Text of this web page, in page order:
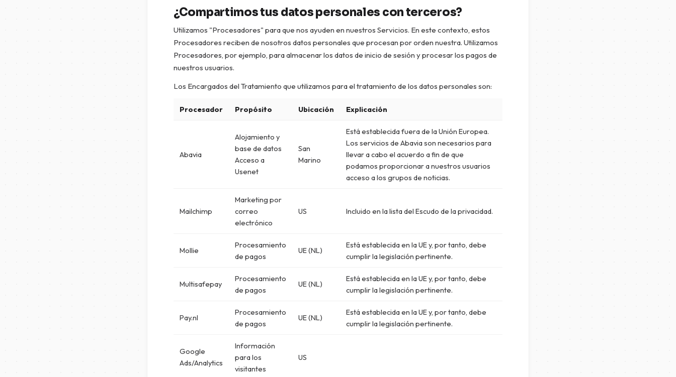
¿Compartimos tus datos personales con terceros?
Utilizamos "Procesadores" para que nos ayuden en nuestros Servicios. En este contexto, estos
Procesadores reciben de nosotros datos personales que procesan por orden nuestra. Utilizamos
Procesadores, por ejemplo, para almacenar los datos de inicio de sesión y procesar los pagos de
nuestros usuarios.
Los Encargados del Tratamiento que utilizamos para el tratamiento de los datos personales son:
Procesador Propósito Ubicación Explicación
Abavia
Alojamiento y
base de datos
Acceso a
Usenet
San
Marino
Está establecida fuera de la Unión Europea.
Los servicios de Abavia son necesarios para
llevar a cabo el acuerdo a fin de que
podamos proporcionar a nuestros usuarios
acceso a los grupos de noticias.
Mailchimp
Marketing por
correo
electrónico
US Incluido en la lista del Escudo de la privacidad.
Mollie
Procesamiento
de pagos
UE (NL)
Está establecida en la UE y, por tanto, debe
cumplir la legislación pertinente.
Multisafepay
Procesamiento
de pagos
UE (NL)
Está establecida en la UE y, por tanto, debe
cumplir la legislación pertinente.
Pay.nl
Procesamiento
de pagos
UE (NL)
Está establecida en la UE y, por tanto, debe
cumplir la legislación pertinente.
Google
Ads/Analytics
Información
para los
visitantes
US